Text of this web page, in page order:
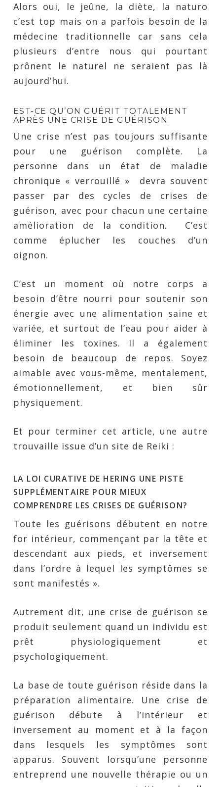
Alors oui, le jeûne, la diète, la naturo
c’est top mais on a parfois besoin de la
médecine traditionnelle car sans cela
plusieurs d’entre nous qui pourtant
prônent le naturel ne seraient pas là
aujourd’hui.
EST-CE QU’ON GUÉRIT TOTALEMENT
APRÈS UNE CRISE DE GUÉRISON
Une crise n’est pas toujours suffisante
pour une guérison complète. La
personne dans un état de maladie
chronique « verrouillé » devra souvent
passer par des cycles de crises de
guérison, avec pour chacun une certaine
amélioration de la condition. C’est
comme éplucher les couches d’un
oignon.
C’est un moment où notre corps a
besoin d’être nourri pour soutenir son
énergie avec une alimentation saine et
variée, et surtout de l’eau pour aider à
éliminer les toxines. Il a également
besoin de beaucoup de repos. Soyez
aimable avec vous-même, mentalement,
émotionnellement, et bien sûr
physiquement.
Et pour terminer cet article, une autre
trouvaille issue d’un site de Reiki :
LA LOI CURATIVE DE HERING UNE PISTE
SUPPLÉMENTAIRE POUR MIEUX
COMPRENDRE LES CRISES DE GUÉRISON?
Toute les guérisons débutent en notre
for intérieur, commençant par la tête et
descendant aux pieds, et inversement
dans l’ordre à lequel les symptômes se
sont manifestés ».
Autrement dit, une crise de guérison se
produit seulement quand un individu est
prêt physiologiquement et
psychologiquement.
La base de toute guérison réside dans la
préparation alimentaire. Une crise de
guérison débute à l’intérieur et
inversement au moment et à la façon
dans lesquels les symptômes sont
apparus. Souvent lorsqu’une personne
entreprend une nouvelle thérapie ou un